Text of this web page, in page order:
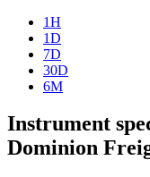
1H
1D
7D
30D
6M
Instrument
Dominion